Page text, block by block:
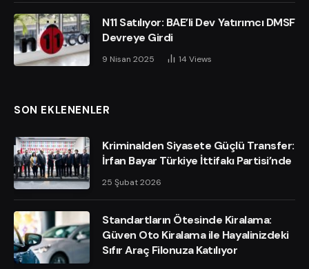
N11 Satılıyor: BAE’li Dev Yatırımcı DMSF
Devreye Girdi
9 Nisan 2025 14 Views
SON EKLENENLER
Kriminalden Siyasete Güçlü Transfer:
İrfan Bayar Türkiye İttifakı Partisi’nde
25 Şubat 2026
Standartların Ötesinde Kiralama:
Güven Oto Kiralama ile Hayalinizdeki
Sıfır Araç Filonuza Katılıyor